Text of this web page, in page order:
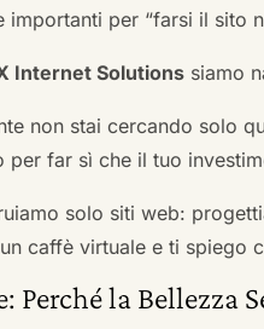
importanti per “farsi il sito
Internet Solutions siamo
non stai cercando solo
per far sì che il tuo
solo siti web:
caffè virtuale e ti spiego
Perché la Bellezza